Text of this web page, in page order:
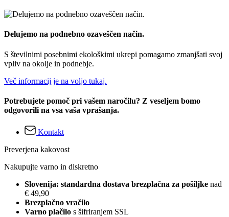
Delujemo na podnebno ozaveščen način.
S številnimi posebnimi ekološkimi ukrepi pomagamo zmanjšati svoj
vpliv na okolje in podnebje.
Več informacij je na voljo tukaj.
Potrebujete pomoč pri vašem naročilu? Z veseljem bomo
odgovorili na vsa vaša vprašanja.
Kontakt
Preverjena kakovost
Nakupujte varno in diskretno
Slovenija: standardna dostava brezplačna za pošiljke nad
€ 49,90
Brezplačno vračilo
Varno plačilo s šifriranjem SSL